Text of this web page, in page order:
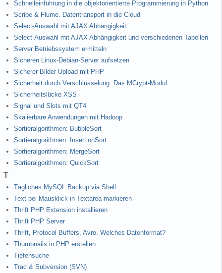
Schnelleinführung in die objektorientierte Programmierung in Python
Scribe & Flume. Datentransport in die Cloud
Select-Auswahl mit AJAX Abhängigkeit
Select-Auswahl mit AJAX Abhängigkeit und verschiedenen Tabellen
Server Betriebssystem ermitteln
Sicheren Linux-Debian-Server aufsetzen
Sicherer Bilder Upload mit PHP
Sicherheit durch Verschlüsselung: Das MCrypt-Modul
Sicherheitslücke XSS
Signal und Slots mit QT4
Skalierbare Anwendungen mit Hadoop
Sortieralgorithmen: BubbleSort
Sortieralgorithmen: InsertionSort
Sortieralgorithmen: MergeSort
Sortieralgorithmen: QuickSort
T
Tägliches MySQL Backup via Shell
Text bei Mausklick in Textarea markieren
Thrift PHP Extension installieren
Thrift PHP Server
Thrift, Protocol Buffers, Avro. Welches Datenformat?
Thumbnails in PHP erstellen
Tiefensuche
Trac & Subversion (SVN)